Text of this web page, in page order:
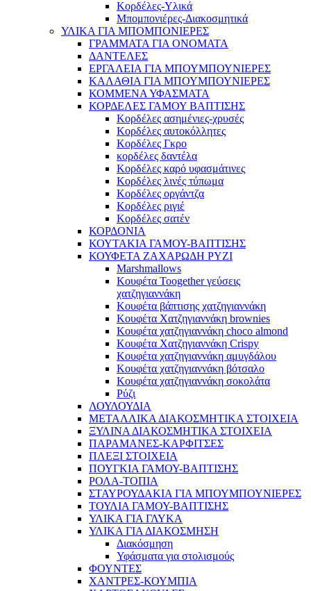
Κορδέλες-Υλικά
Μπομπονιέρες-Διακοσμητικά
ΥΛΙΚΑ ΓΙΑ ΜΠΟΜΠΟΝΙΕΡΕΣ
ΓΡΑΜΜΑΤΑ ΓΙΑ ΟΝΟΜΑΤΑ
ΔΑΝΤΕΛΕΣ
ΕΡΓΑΛΕΙΑ ΓΙΑ ΜΠΟΥΜΠΟΥΝΙΕΡΕΣ
ΚΑΛΑΘΙΑ ΓΙΑ ΜΠΟΥΜΠΟΥΝΙΕΡΕΣ
ΚΟΜΜΕΝΑ ΥΦΑΣΜΑΤΑ
ΚΟΡΔΕΛΕΣ ΓΑΜΟΥ ΒΑΠΤΙΣΗΣ
Κορδέλες ασημένιες-χρυσές
Κορδέλες αυτοκόλλητες
Κορδέλες Γκρο
κορδέλες δαντέλα
Κορδέλες καρό υφασμάτινες
Κορδέλες λινές τύπωμα
Κορδέλες οργάντζα
Κορδέλες ριγιέ
Κορδέλες σατέν
ΚΟΡΔΟΝΙΑ
ΚΟΥΤΑΚΙΑ ΓΑΜΟΥ-ΒΑΠΤΙΣΗΣ
ΚΟΥΦΕΤΑ ΖΑΧΑΡΩΔΗ ΡΥΖΙ
Marshmallows
Κουφέτα Toogether γεύσεις
χατζηγιαννάκη
Κουφέτα βάπτισης χατζηγιαννάκη
Κουφέτα Χατζηγιαννάκη brownies
Κουφέτα χατζηγιαννάκη choco almond
Κουφέτα Χατζηγιαννάκη Crispy
Κουφέτα χατζηγιαννάκη αμυγδάλου
Κουφέτα χατζηγιαννάκη βότσαλο
Κουφέτα χατζηγιαννάκη σοκολάτα
Ρύζι
ΛΟΥΛΟΥΔΙΑ
ΜΕΤΑΛΛΙΚΑ ΔΙΑΚΟΣΜΗΤΙΚΑ ΣΤΟΙΧΕΙΑ
ΞΥΛΙΝΑ ΔΙΑΚΟΣΜΗΤΙΚΑ ΣΤΟΙΧΕΙΑ
ΠΑΡΑΜΑΝΕΣ-ΚΑΡΦΙΤΣΕΣ
ΠΛΕΞΙ ΣΤΟΙΧΕΙΑ
ΠΟΥΓΚΙΑ ΓΑΜΟΥ-ΒΑΠΤΙΣΗΣ
ΡΟΛΑ-ΤΟΠΙΑ
ΣΤΑΥΡΟΥΔΑΚΙΑ ΓΙΑ ΜΠΟΥΜΠΟΥΝΙΕΡΕΣ
ΤΟΥΛΙΑ ΓΑΜΟΥ-ΒΑΠΤΙΣΗΣ
ΥΛΙΚΑ ΓΙΑ ΓΛΥΚΑ
ΥΛΙΚΑ ΓΙΑ ΔΙΑΚΟΣΜΗΣΗ
Διακόσμηση
Υφάσματα για στολισμούς
ΦΟΥΝΤΕΣ
ΧΑΝΤΡΕΣ-ΚΟΥΜΠΙΑ